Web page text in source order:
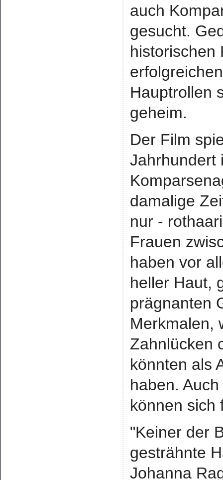
auch
gesucht.
historischen
Hauptrollen
geheim.
Der Film
Jahrhundert
damalige
nur -
Frauen
haben vor
heller Haut,
prägnanten
Merkmalen,
Zahnlücken
könnten als
haben.
können sich
"Keiner der
gesträhnte
Johanna